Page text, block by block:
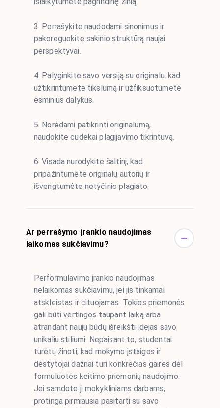
3. Perrašykite naudodami sinonimus ir
pakoreguokite sakinio struktūrą naujai
perspektyvai.
4. Palyginkite savo versiją su originalu, kad
užtikrintumėte tikslumą ir užfiksuotumėte
esminius dalykus.
5. Norėdami patikrinti originalumą,
naudokite cudekai plagijavimo tikrintuvą.
6. Visada nurodykite šaltinį, kad
pripažintumėte originalų autorių ir
išvengtumėte netyčinio plagiato.
Ar perrašymo įrankio naudojimas
laikomas sukčiavimu?
Performulavimo įrankio naudojimas
nelaikomas sukčiavimu, jei jis tinkamai
atskleistas ir cituojamas. Tokios priemonės
gali būti vertingos taupant laiką arba
atrandant naujų būdų išreikšti idėjas savo
unikaliu stiliumi. Nepaisant to, studentai
turėtų žinoti, kad mokymo įstaigos ir
dėstytojai dažnai turi konkrečias gaires dėl
formuluotės keitimo priemonių naudojimo.
Jei samdote jį mokykliniams darbams,
protinga pirmiausia pasitarti su savo